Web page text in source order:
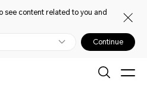
see content related to you and
Continue